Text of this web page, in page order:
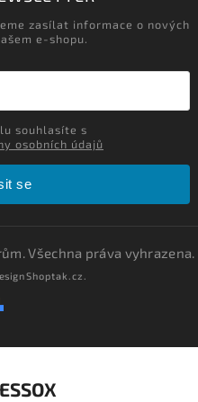
zasílat informace o nových
e-shopu.
osobních údajů
se
. Všechna práva vyhrazena.
Shoptak.cz.